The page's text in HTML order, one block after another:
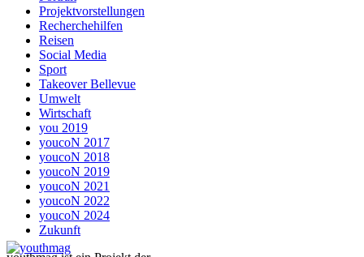
Projektvorstellungen
Recherchehilfen
Reisen
Social Media
Sport
Takeover Bellevue
Umwelt
Wirtschaft
you 2019
youcoN 2017
youcoN 2018
youcoN 2019
youcoN 2021
youcoN 2022
youcoN 2024
Zukunft